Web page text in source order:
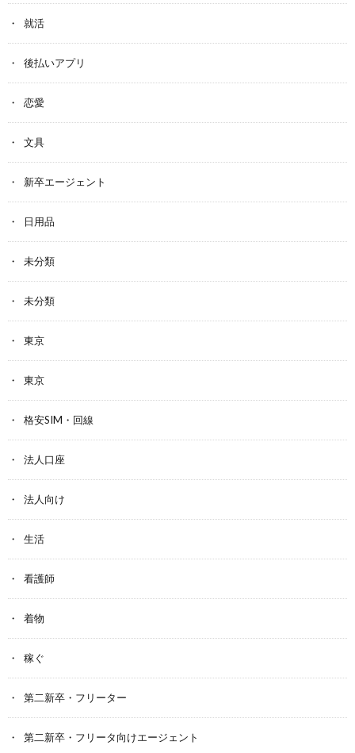
就活
後払いアプリ
恋愛
文具
新卒エージェント
日用品
未分類
未分類
東京
東京
格安SIM・回線
法人口座
法人向け
生活
看護師
着物
稼ぐ
第二新卒・フリーター
第二新卒・フリータ向けエージェント